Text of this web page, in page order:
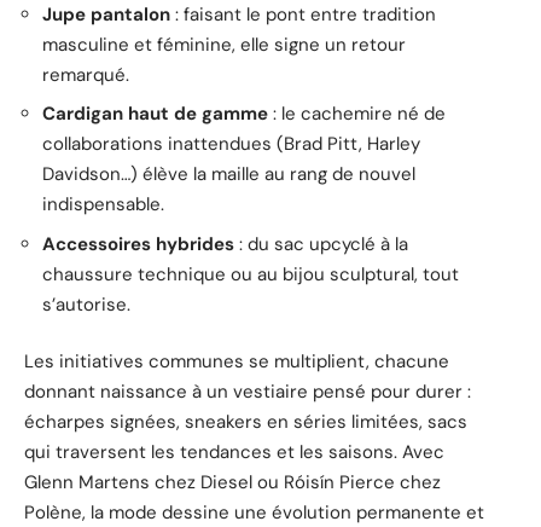
Jupe pantalon : faisant le pont entre tradition
masculine et féminine, elle signe un retour
remarqué.
Cardigan haut de gamme : le cachemire né de
collaborations inattendues (Brad Pitt, Harley
Davidson…) élève la maille au rang de nouvel
indispensable.
Accessoires hybrides : du sac upcyclé à la
chaussure technique ou au bijou sculptural, tout
s’autorise.
Les initiatives communes se multiplient, chacune
donnant naissance à un vestiaire pensé pour durer :
écharpes signées, sneakers en séries limitées, sacs
qui traversent les tendances et les saisons. Avec
Glenn Martens chez Diesel ou Róisín Pierce chez
Polène, la mode dessine une évolution permanente et